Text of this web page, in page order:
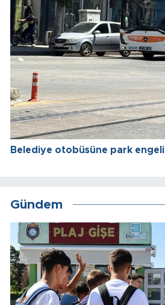
Belediye otobüsüne park engeli
Gündem